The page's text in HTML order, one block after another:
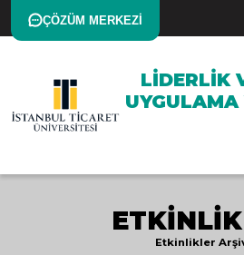
ÇÖZÜM MERKEZI
LIDERLIK
Etkinlikler